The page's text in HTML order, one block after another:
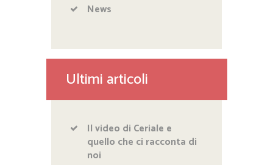
News
Ultimi articoli
Il video di Ceriale e
quello che ci racconta di
noi